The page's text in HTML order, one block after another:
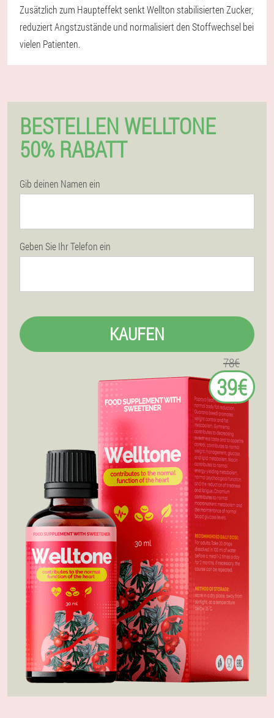
Zusätzlich zum Haupteffekt senkt Wellton stabilisierten Zucker,
reduziert Angstzustände und normalisiert den Stoffwechsel bei
vielen Patienten.
BESTELLEN WELLTONE
50% RABATT
Gib deinen Namen ein
Geben Sie Ihr Telefon ein
KAUFEN
78€
39€